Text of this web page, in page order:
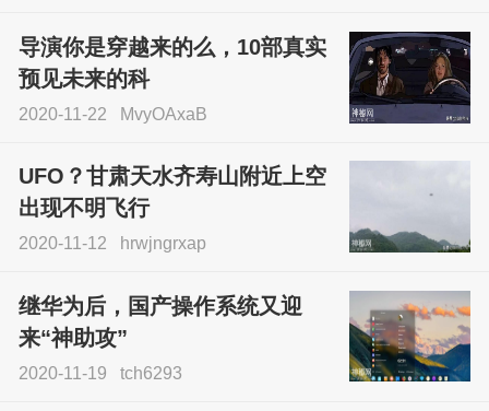
导演你是穿越来的么，10部真实
预见未来的科
2020-11-22 MvyOAxaB
UFO？甘肃天水齐寿山附近上空
出现不明飞行
2020-11-12 hrwjngrxap
继华为后，国产操作系统又迎
来“神助攻”
2020-11-19 tch6293